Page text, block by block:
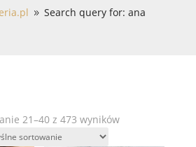
9 Search query for:ana
21–40 z 473 wyników